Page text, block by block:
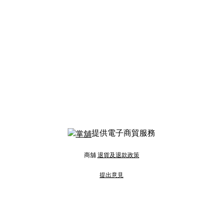
提供電子商貿服務
商舖 退貨及退款政策
提出意見